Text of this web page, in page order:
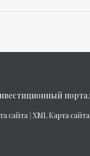
сайта XML Карта сайта